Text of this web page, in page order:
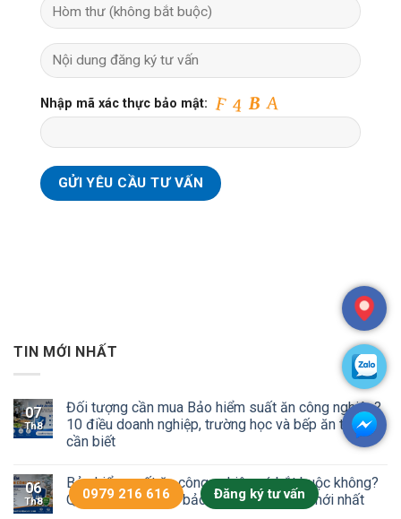
Nhập mã xác thực bảo mật:
TIN MỚI NHẤT
07
Th8
Đối tượng cần mua Bảo hiểm suất ăn công nghiệp?
10 điều doanh nghiệp, trường học và bếp ăn tập thể
cần biết
06
Th8
Bảo hiểm suất ăn công nghiệp có bắt buộc không?
Quyền lợi, phạm vi bảo hiểm và báo giá mới nhất
0979 216 616 Đăng ký tư vấn